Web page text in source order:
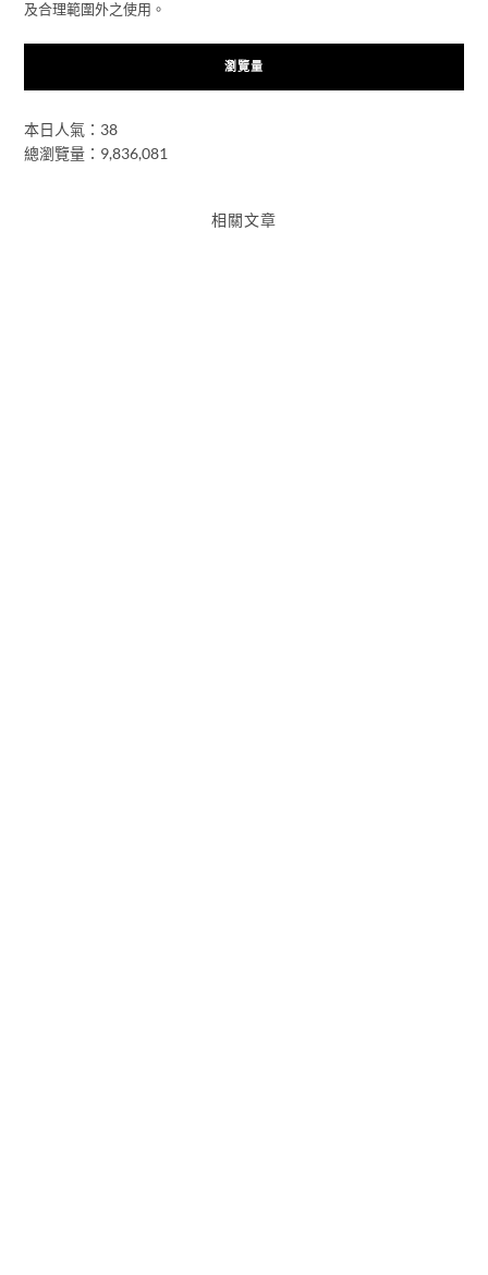
及合理範圍外之使用。
瀏覽量
本日人氣：38
總瀏覽量：9,836,081
相關文章